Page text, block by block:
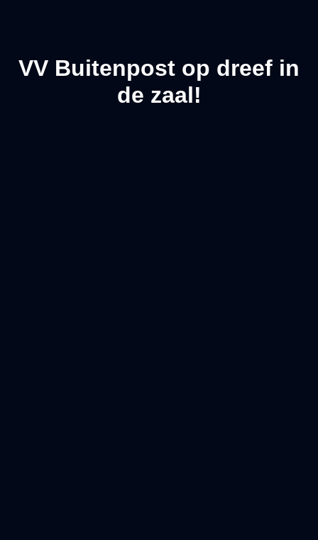
VV Buitenpost op dreef in
de zaal!